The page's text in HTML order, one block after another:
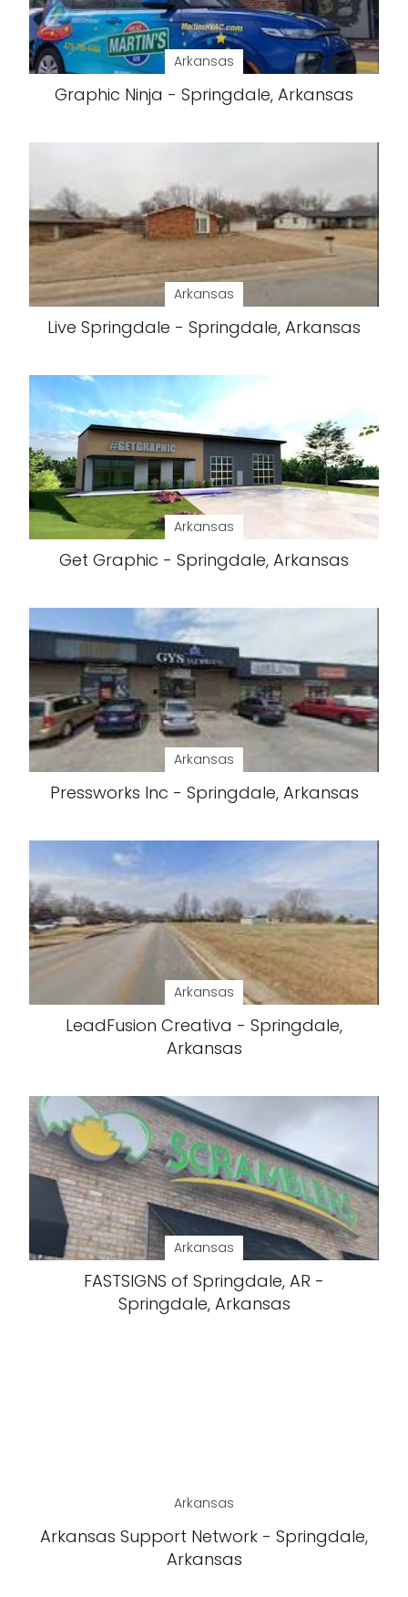
Arkansas
Graphic Ninja - Springdale, Arkansas
Arkansas
Live Springdale - Springdale, Arkansas
Arkansas
Get Graphic - Springdale, Arkansas
Arkansas
Pressworks Inc - Springdale, Arkansas
Arkansas
LeadFusion Creativa - Springdale,
Arkansas
Arkansas
FASTSIGNS of Springdale, AR -
Springdale, Arkansas
Arkansas
Arkansas Support Network - Springdale,
Arkansas